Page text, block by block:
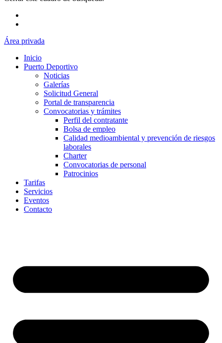
Área privada
Inicio
Puerto Deportivo
Noticias
Galerías
Solicitud General
Portal de transparencia
Convocatorias y trámites
Perfil del contratante
Bolsa de empleo
Calidad medioambiental y prevención de riesgos
laborales
Charter
Convocatorias de personal
Patrocinios
Tarifas
Servicios
Eventos
Contacto